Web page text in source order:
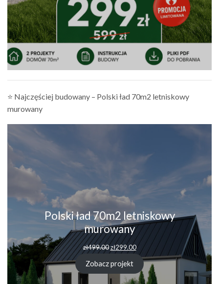
⭐ Najczęściej budowany – Polski ład 70m2 letniskowy
murowany
Polski ład 70m2 letniskowy
murowany
zł499.00 zł299.00
Zobacz projekt